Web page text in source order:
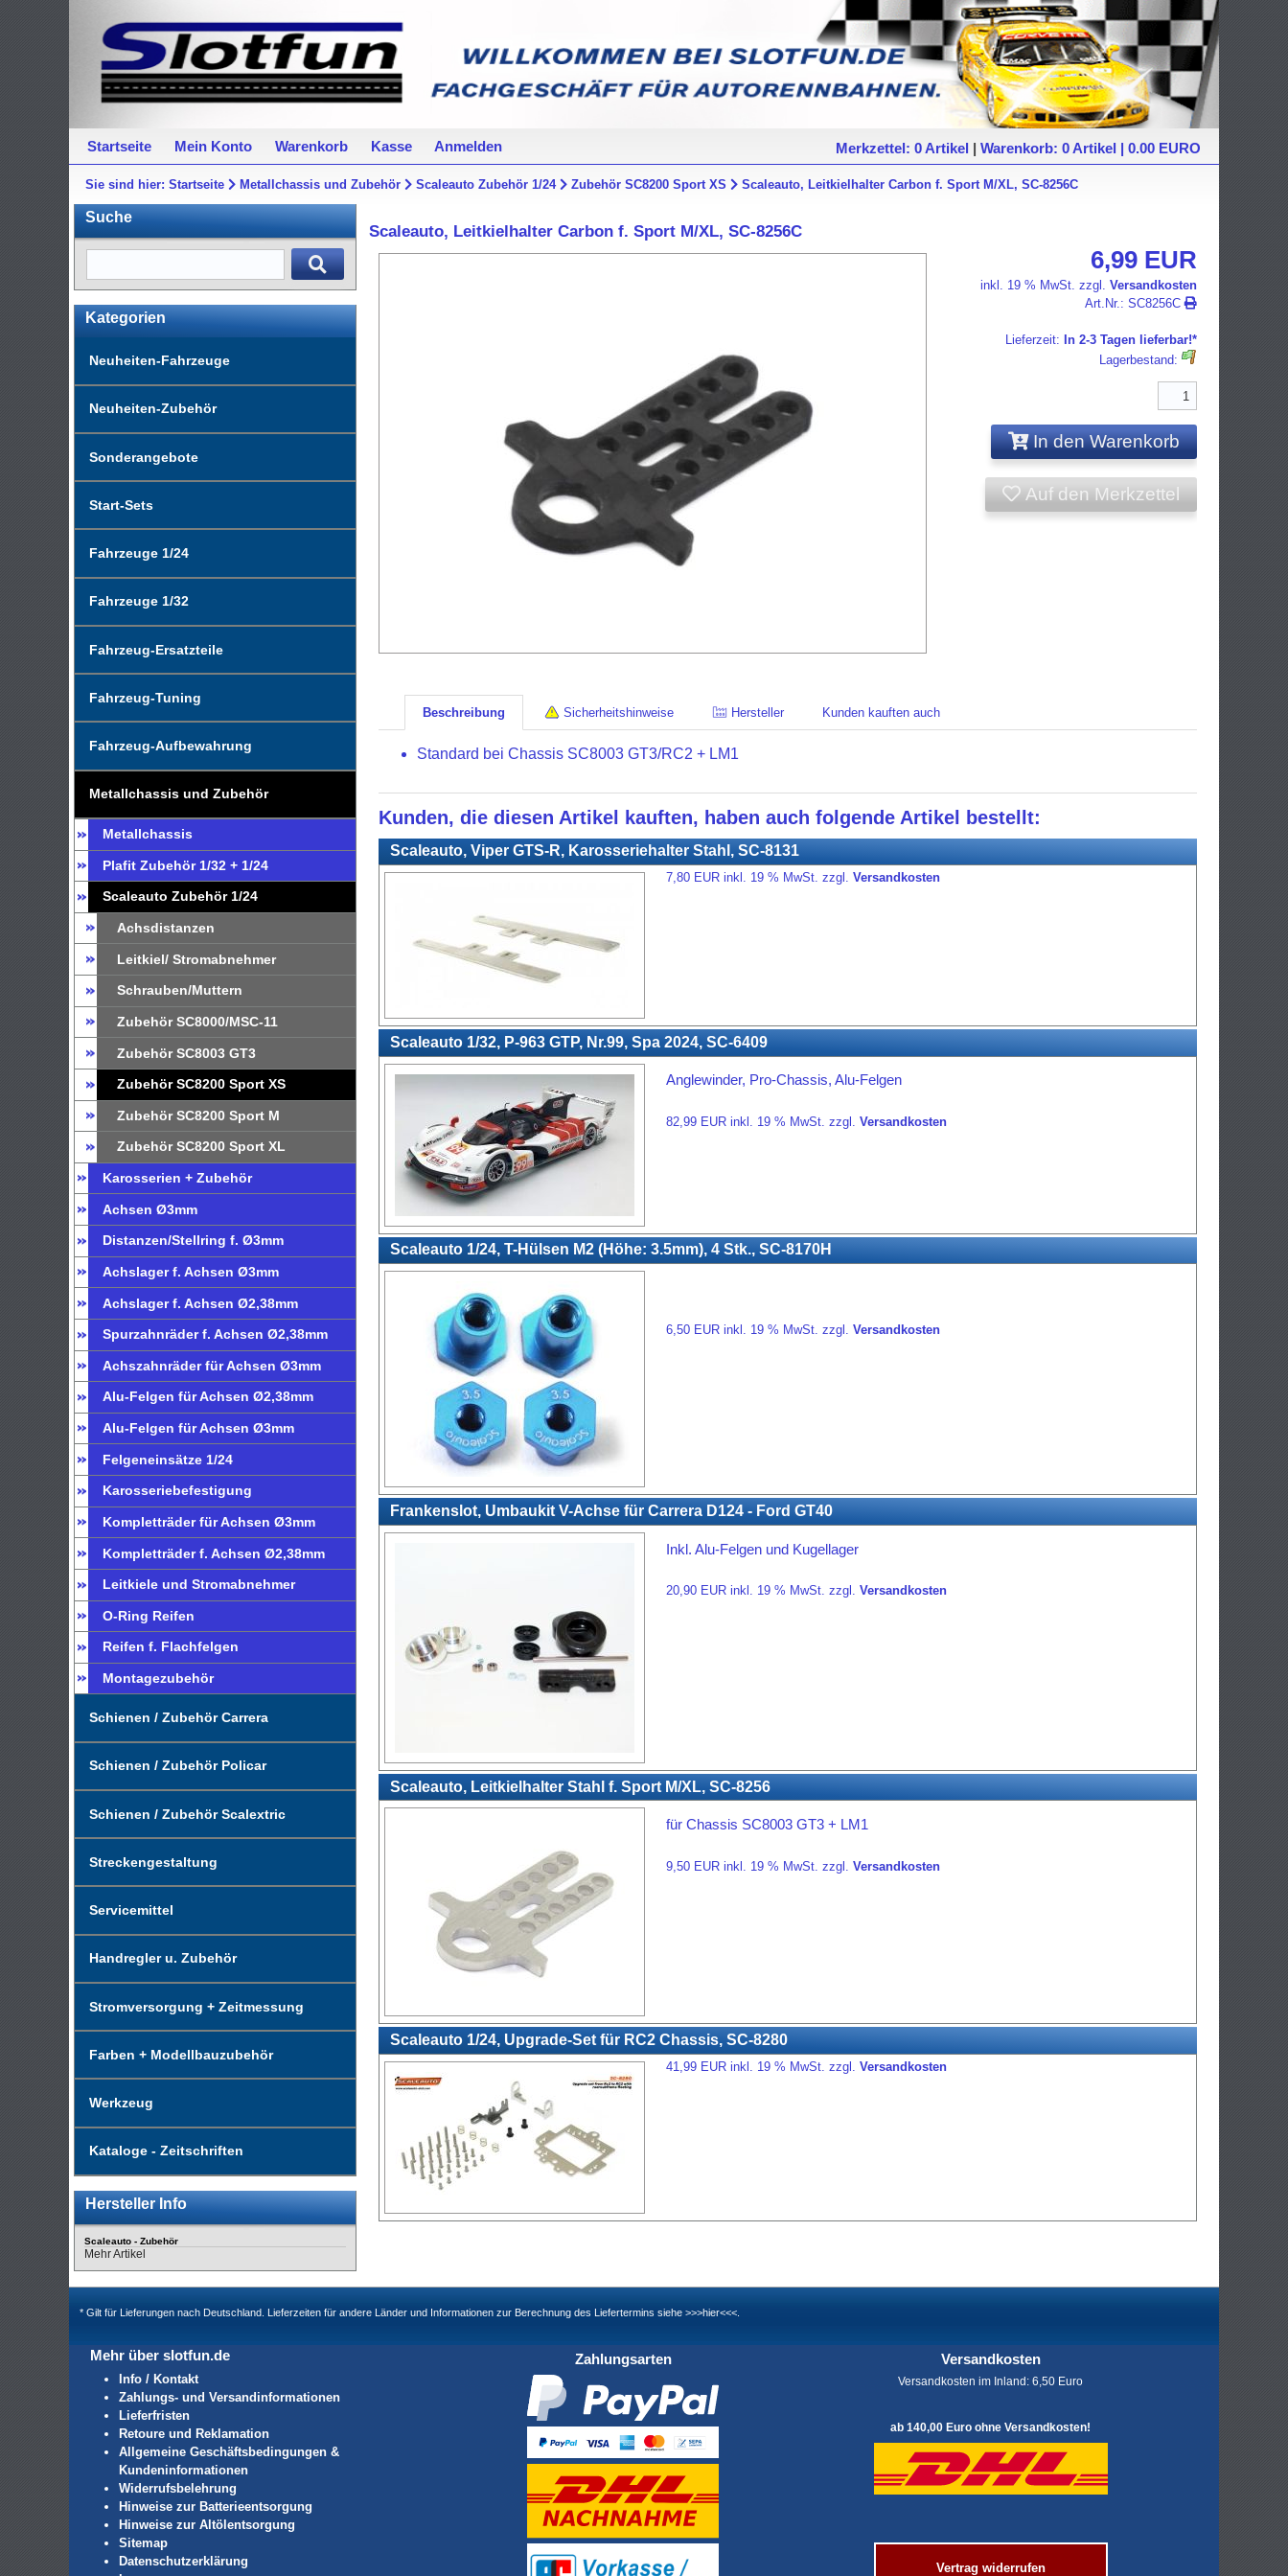
Startseite Mein Konto Warenkorb Kasse Anmelden Merkzettel: 0 Artikel | Warenkorb: 0 Artikel | 0.00 EURO
Sie sind hier:Startseite Metallchassis und Zubehör Scaleauto Zubehör 1/24 Zubehör SC8200 Sport XS Scaleauto, Leitkielhalter Carbon f. Sport M/XL, SC-8256C
Suche
Kategorien
Neuheiten-Fahrzeuge
Neuheiten-Zubehör
Sonderangebote
Start-Sets
Fahrzeuge 1/24
Fahrzeuge 1/32
Fahrzeug-Ersatzteile
Fahrzeug-Tuning
Fahrzeug-Aufbewahrung
Metallchassis und Zubehör
Metallchassis
Plafit Zubehör 1/32 + 1/24
Scaleauto Zubehör 1/24
Achsdistanzen
Leitkiel/ Stromabnehmer
Schrauben/Muttern
Zubehör SC8000/MSC-11
Zubehör SC8003 GT3
Zubehör SC8200 Sport XS
Zubehör SC8200 Sport M
Zubehör SC8200 Sport XL
Karosserien + Zubehör
Achsen Ø3mm
Distanzen/Stellring f. Ø3mm
Achslager f. Achsen Ø3mm
Achslager f. Achsen Ø2,38mm
Spurzahnräder f. Achsen Ø2,38mm
Achszahnräder für Achsen Ø3mm
Alu-Felgen für Achsen Ø2,38mm
Alu-Felgen für Achsen Ø3mm
Felgeneinsätze 1/24
Karosseriebefestigung
Kompletträder für Achsen Ø3mm
Kompletträder f. Achsen Ø2,38mm
Leitkiele und Stromabnehmer
O-Ring Reifen
Reifen f. Flachfelgen
Montagezubehör
Schienen / Zubehör Carrera
Schienen / Zubehör Policar
Schienen / Zubehör Scalextric
Streckengestaltung
Servicemittel
Handregler u. Zubehör
Stromversorgung + Zeitmessung
Farben + Modellbauzubehör
Werkzeug
Kataloge - Zeitschriften
Hersteller Info
Scaleauto - Zubehör
Mehr Artikel
Scaleauto, Leitkielhalter Carbon f. Sport M/XL, SC-8256C
6,99 EUR
inkl. 19 % MwSt. zzgl. Versandkosten
Art.Nr.: SC8256C
Lieferzeit: In 2-3 Tagen lieferbar!*
Lagerbestand:
In den Warenkorb
Auf den Merkzettel
Beschreibung Sicherheitshinweise Hersteller Kunden kauften auch
Standard bei Chassis SC8003 GT3/RC2 + LM1
Kunden, die diesen Artikel kauften, haben auch folgende Artikel bestellt:
Scaleauto, Viper GTS-R, Karosseriehalter Stahl, SC-8131
7,80 EUR inkl. 19 % MwSt. zzgl.Versandkosten
Scaleauto 1/32, P-963 GTP, Nr.99, Spa 2024, SC-6409
Anglewinder, Pro-Chassis, Alu-Felgen
82,99 EUR inkl. 19 % MwSt. zzgl.Versandkosten
Scaleauto 1/24, T-Hülsen M2 (Höhe: 3.5mm), 4 Stk., SC-8170H
6,50 EUR inkl. 19 % MwSt. zzgl.Versandkosten
Frankenslot, Umbaukit V-Achse für Carrera D124 - Ford GT40
Inkl. Alu-Felgen und Kugellager
20,90 EUR inkl. 19 % MwSt. zzgl.Versandkosten
Scaleauto, Leitkielhalter Stahl f. Sport M/XL, SC-8256
für Chassis SC8003 GT3 + LM1
9,50 EUR inkl. 19 % MwSt. zzgl.Versandkosten
Scaleauto 1/24, Upgrade-Set für RC2 Chassis, SC-8280
41,99 EUR inkl. 19 % MwSt. zzgl.Versandkosten
* Gilt für Lieferungen nach Deutschland. Lieferzeiten für andere Länder und Informationen zur Berechnung des Liefertermins siehe >>>hier<<<.
Mehr über slotfun.de
Info / Kontakt
Zahlungs- und Versandinformationen
Lieferfristen
Retoure und Reklamation
Allgemeine Geschäftsbedingungen &
Kundeninformationen
Widerrufsbelehrung
Hinweise zur Batterieentsorgung
Hinweise zur Altölentsorgung
Sitemap
Datenschutzerklärung
Zahlungsarten Versandkosten
Versandkosten im Inland: 6,50 Euro
ab 140,00 Euro ohne Versandkosten!
Vertrag widerrufen